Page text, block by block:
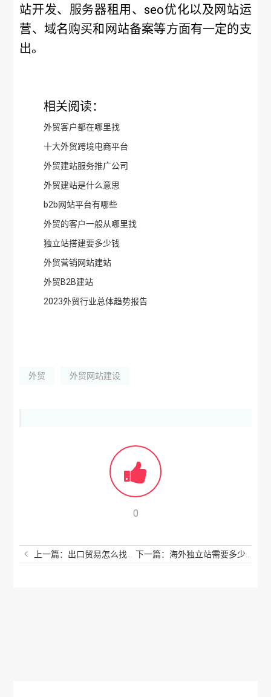
站开发、服务器租用、seo优化以及网站运
营、域名购买和网站备案等方面有一定的支
出。
相关阅读：
外贸客户都在哪里找
十大外贸跨境电商平台
外贸建站服务推广公司
外贸建站是什么意思
b2b网站平台有哪些
外贸的客户一般从哪里找
独立站搭建要多少钱
外贸营销网站建站
外贸B2B建站
2023外贸行业总体趋势报告
外贸 外贸网站建设
0
上一篇：出口贸易怎么找客户？个人怎么做外贸接单？